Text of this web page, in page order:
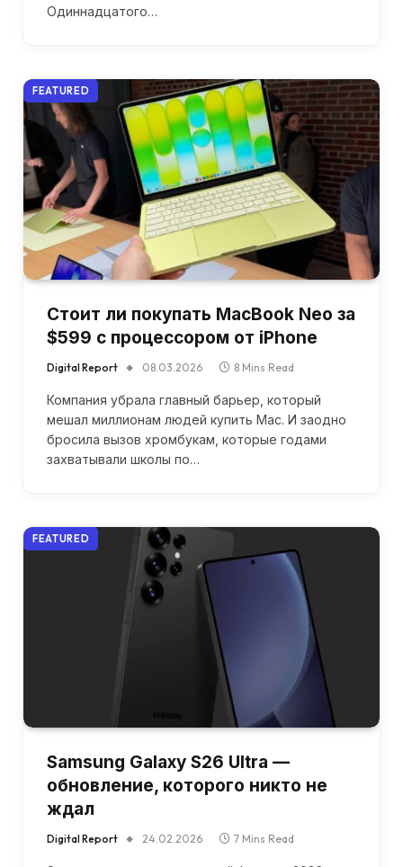
Одиннадцатого…
FEATURED
Стоит ли покупать MacBook Neo за
$599 с процессором от iPhone
Digital Report 08.03.2026 8 Mins Read
Компания убрала главный барьер, который
мешал миллионам людей купить Mac. И заодно
бросила вызов хромбукам, которые годами
захватывали школы по…
FEATURED
Samsung Galaxy S26 Ultra —
обновление, которого никто не
ждал
Digital Report 24.02.2026 7 Mins Read